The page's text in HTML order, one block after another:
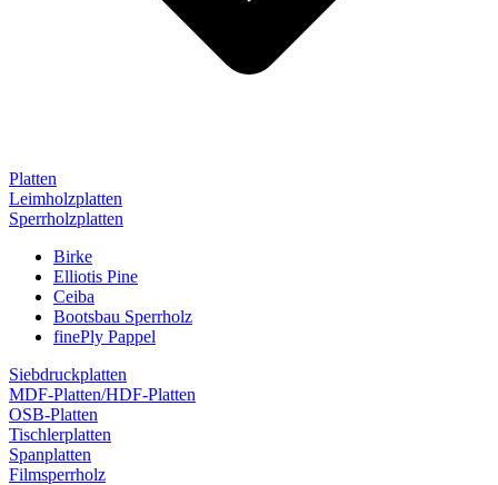
Platten
Leimholzplatten
Sperrholzplatten
Birke
Elliotis Pine
Ceiba
Bootsbau Sperrholz
finePly Pappel
Siebdruckplatten
MDF-Platten/HDF-Platten
OSB-Platten
Tischlerplatten
Spanplatten
Filmsperrholz